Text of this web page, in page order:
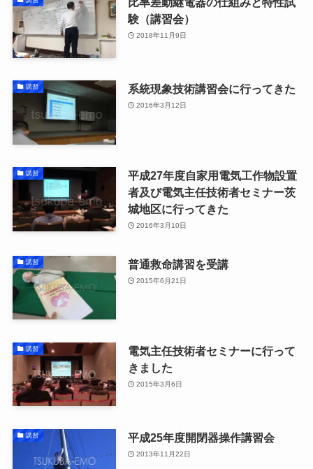
験（講習会）
2018年11月9日
講習 系統現象技術講習会に行ってきた
2016年3月12日
講習
平成27年度自家用電気工作物設置
者及び電気主任技術者セミナー茨
城地区に行ってきた
2016年3月10日
講習 普通救命講習を受講
2015年6月21日
講習
電気主任技術者セミナーに行って
きました
2015年3月6日
講習 平成25年度開閉器操作講習会
2013年11月22日